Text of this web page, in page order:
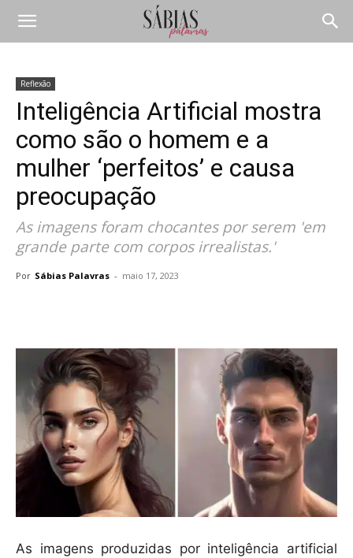
Reflexão
Inteligência Artificial mostra
como são o homem e a
mulher ‘perfeitos’ e causa
preocupação
As imagens foram chocantes por serem 'em
grande parte com corpos irrealistas.'
Por Sábias Palavras - maio 17, 2023
As imagens produzidas por inteligência artificial